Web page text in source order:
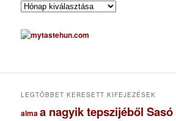
A
c
h
u
LEGTÖBBET KERESETT KIFEJEZÉSEK
almaa nagyik tepszijéből